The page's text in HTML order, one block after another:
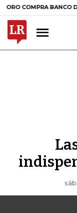
BANCO DE LA